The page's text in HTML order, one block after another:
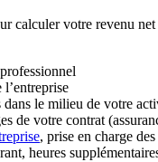
calculer votre revenu
dans le milieu de votre
de votre contrat
, prise en charge
heures